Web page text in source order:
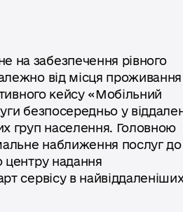
на забезпечення рівного
від місця
кейсу «Мобільний
безпосередньо у
груп населення. Головною
наближення послуг до
центру надання
сервісу в